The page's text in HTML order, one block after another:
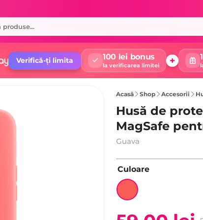
Verifică-ți limita 100 lei bonus
la verificarea limitei +
Acasă Shop Accesorii
Husă de
MagSafe
Guava
Culoare